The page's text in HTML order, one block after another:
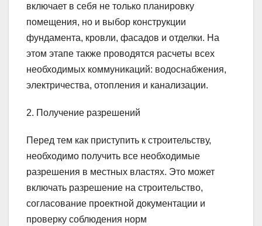
включает в себя не только планировку
помещения, но и выбор конструкции
фундамента, кровли, фасадов и отделки. На
этом этапе также проводятся расчеты всех
необходимых коммуникаций: водоснабжения,
электричества, отопления и канализации.
2. Получение разрешений
Перед тем как приступить к строительству,
необходимо получить все необходимые
разрешения в местных властях. Это может
включать разрешение на строительство,
согласование проектной документации и
проверку соблюдения норм